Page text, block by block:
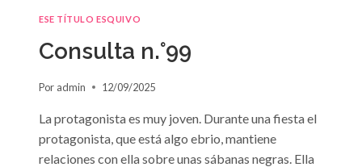
DE
EMMA
DARCY
ESE TÍTULO ESQUIVO
Consulta n.°99
Por admin 12/09/2025
La protagonista es muy joven. Durante una fiesta el
protagonista, que está algo ebrio, mantiene
relaciones con ella sobre unas sábanas negras. Ella